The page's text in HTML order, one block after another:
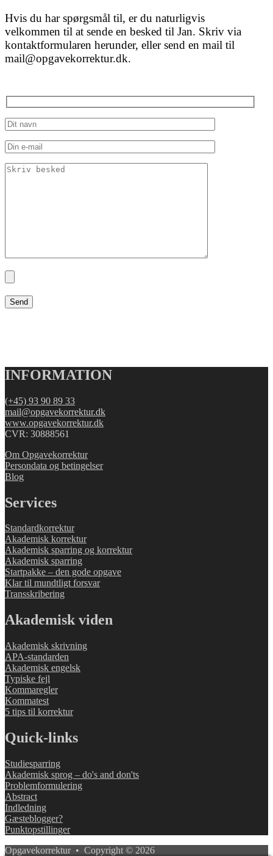
Hvis du har spørgsmål til, er du naturligvis
velkommen til at sende en besked til Jan. Skriv via
kontaktformularen herunder, eller send en mail til
mail@opgavekorrektur.dk.
INFORMATION
(+45) 93 90 89 33
mail@opgavekorrektur.dk
www.opgavekorrektur.dk
CVR: 30888561
Om Opgavekorrektur
Persondata og betingelser
Blog
Services
Standardkorrektur
Akademisk korrektur
Akademisk sparring og korrektur
Akademisk sparring
Startpakke – den gode opgave
Klar til mundtligt forsvar
Transskribering
Akademisk viden
Akademisk skrivning
APA-standarden
Akademisk engelsk
Typiske fejl
Kommaregler
Kommatest
5 tips til korrektur
Quick-links
Studiesparring
Akademisk sprog – do's and don'ts
Problemformulering
Abstract
Indledning
Gæsteblogger?
Punktopstillinger
Opgavekorrektur • Copyright © 2026